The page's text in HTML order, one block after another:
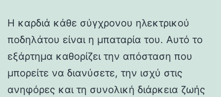
Η καρδιά κάθε σύγχρονου ηλεκτρικού
ποδηλάτου είναι η μπαταρία του. Αυτό το
εξάρτημα καθορίζει την απόσταση που
μπορείτε να διανύσετε, την ισχύ στις
ανηφόρες και τη συνολική διάρκεια ζωής